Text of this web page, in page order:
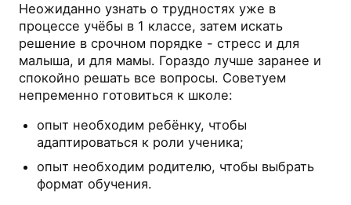
Неожиданно узнать о трудностях уже в
процессе учёбы в 1 классе, затем искать
решение в срочном порядке - стресс и для
малыша, и для мамы. Гораздо лучше заранее и
спокойно решать все вопросы. Советуем
непременно готовиться к школе:
опыт необходим ребёнку, чтобы
адаптироваться к роли ученика;
опыт необходим родителю, чтобы выбрать
формат обучения.